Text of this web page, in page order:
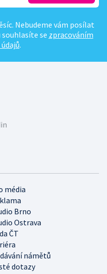
Nebudeme vám posílat
se zpracováním
.